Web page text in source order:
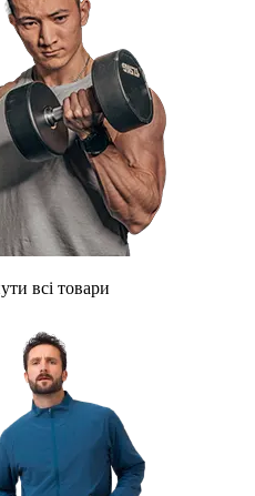
всі товари